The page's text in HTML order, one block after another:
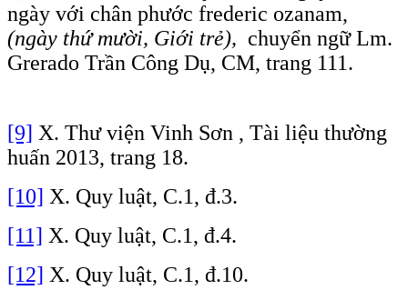
ngày với chân phước frederic ozanam,
(ngày thứ mười, Giới trẻ), chuyển ngữ Lm.
Grerado Trần Công Dụ, CM, trang 111.
[9] X. Thư viện Vinh Sơn , Tài liệu thường
huấn 2013, trang 18.
[10] X. Quy luật, C.1, đ.3.
[11] X. Quy luật, C.1, đ.4.
[12] X. Quy luật, C.1, đ.10.